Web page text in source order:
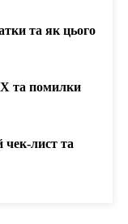
та як цього
та помилки
лист та